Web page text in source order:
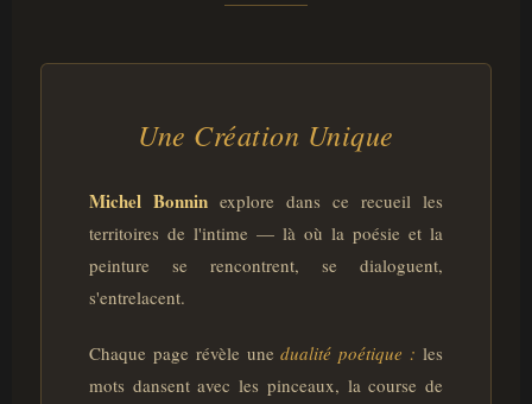
Une Création Unique
Michel Bonnin explore dans ce recueil les
territoires de l'intime — là où la poésie et la
peinture se rencontrent, se dialoguent,
s'entrelacent.
Chaque page révèle unedualité poétique : les
mots dansent avec les pinceaux, la course de